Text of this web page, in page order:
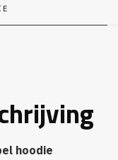
hoodie